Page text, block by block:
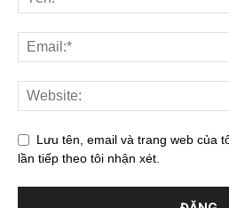
Lưu tên, email và trang web của
lần tiếp theo tôi nhận xét.